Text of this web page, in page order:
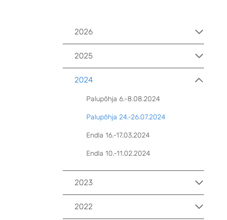
2026
2025
2024
Palupõhja 6.-8.08.2024
Palupõhja 24.-26.07.2024
Endla 16.-17.03.2024
Endla 10.-11.02.2024
2023
2022